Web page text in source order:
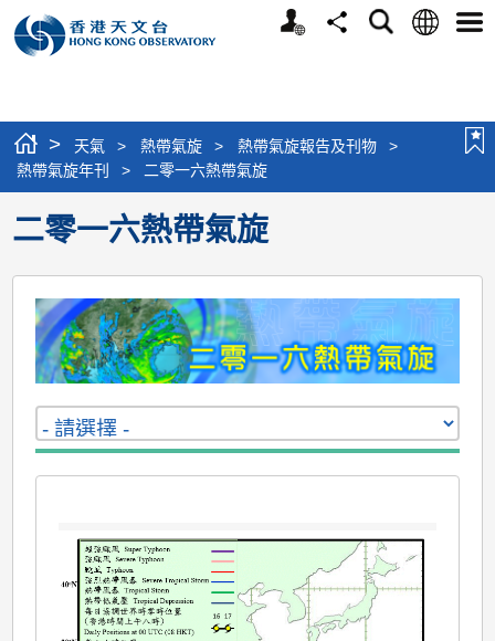
個
分
搜
語
選
> 天氣 > 熱帶氣旋 > 熱帶氣旋報告及刊物
>
熱帶氣旋年刊
> 二零一六熱帶氣旋
二零一六熱帶氣旋